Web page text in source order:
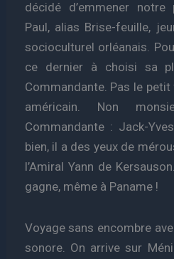
décidé d’emmener
Paul, alias Brise-feuille,
socioculturel orléanais.
ce dernier à choisi sa
Commandante. Pas le
américain. Non
Commandante : Jack-
bien, il a des yeux de
l’Amiral Yann de
gagne, même à Paname !
Voyage sans encombre
sonore. On arrive sur